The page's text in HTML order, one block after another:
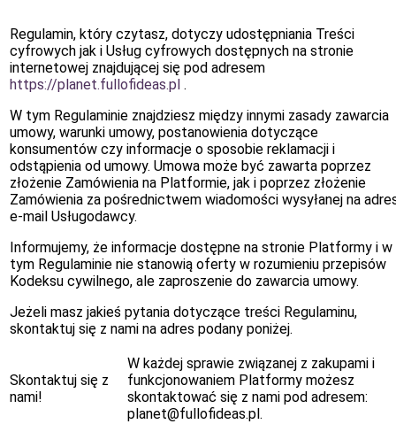
Regulamin, który czytasz, dotyczy udostępniania Treści
cyfrowych jak i Usług cyfrowych dostępnych na stronie
internetowej znajdującej się pod adresem
https://planet.fullofideas.pl .
W tym Regulaminie znajdziesz między innymi zasady zawarcia
umowy, warunki umowy, postanowienia dotyczące
konsumentów czy informacje o sposobie reklamacji i
odstąpienia od umowy. Umowa może być zawarta poprzez
złożenie Zamówienia na Platformie, jak i poprzez złożenie
Zamówienia za pośrednictwem wiadomości wysyłanej na
e-mail Usługodawcy.
Informujemy, że informacje dostępne na stronie Platformy i w
tym Regulaminie nie stanowią oferty w rozumieniu przepisów
Kodeksu cywilnego, ale zaproszenie do zawarcia umowy.
Jeżeli masz jakieś pytania dotyczące treści Regulaminu,
skontaktuj się z nami na adres podany poniżej.
Skontaktuj się z
nami!
W każdej sprawie związanej z zakupami i
funkcjonowaniem Platformy możesz
skontaktować się z nami pod adresem:
planet@fullofideas.pl.